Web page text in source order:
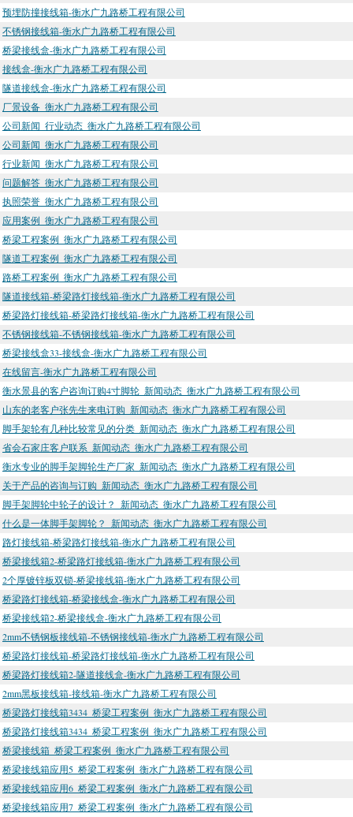
预埋防撞接线箱-衡水广九路桥工程有限公司
不锈钢接线箱-衡水广九路桥工程有限公司
桥梁接线盒-衡水广九路桥工程有限公司
接线盒-衡水广九路桥工程有限公司
隧道接线盒-衡水广九路桥工程有限公司
厂景设备_衡水广九路桥工程有限公司
公司新闻_行业动态_衡水广九路桥工程有限公司
公司新闻_衡水广九路桥工程有限公司
行业新闻_衡水广九路桥工程有限公司
问题解答_衡水广九路桥工程有限公司
执照荣誉_衡水广九路桥工程有限公司
应用案例_衡水广九路桥工程有限公司
桥梁工程案例_衡水广九路桥工程有限公司
隧道工程案例_衡水广九路桥工程有限公司
路桥工程案例_衡水广九路桥工程有限公司
隧道接线箱-桥梁路灯接线箱-衡水广九路桥工程有限公司
桥梁路灯接线箱-桥梁路灯接线箱-衡水广九路桥工程有限公司
不锈钢接线箱-不锈钢接线箱-衡水广九路桥工程有限公司
桥梁接线盒33-接线盒-衡水广九路桥工程有限公司
在线留言-衡水广九路桥工程有限公司
衡水景县的客户咨询订购4寸脚轮_新闻动态_衡水广九路桥工程有限公司
山东的老客户张先生来电订购_新闻动态_衡水广九路桥工程有限公司
脚手架轮有几种比较常见的分类_新闻动态_衡水广九路桥工程有限公司
省会石家庄客户联系_新闻动态_衡水广九路桥工程有限公司
衡水专业的脚手架脚轮生产厂家_新闻动态_衡水广九路桥工程有限公司
关于产品的咨询与订购_新闻动态_衡水广九路桥工程有限公司
脚手架脚轮中轮子的设计？_新闻动态_衡水广九路桥工程有限公司
什么是一体脚手架脚轮？_新闻动态_衡水广九路桥工程有限公司
路灯接线箱-桥梁路灯接线箱-衡水广九路桥工程有限公司
桥梁接线箱2-桥梁路灯接线箱-衡水广九路桥工程有限公司
2个厚镀锌板双锁-桥梁接线箱-衡水广九路桥工程有限公司
桥梁路灯接线箱-桥梁接线盒-衡水广九路桥工程有限公司
桥梁接线箱2-桥梁接线盒-衡水广九路桥工程有限公司
2mm不锈钢板接线箱-不锈钢接线箱-衡水广九路桥工程有限公司
桥梁路灯接线箱-桥梁路灯接线箱-衡水广九路桥工程有限公司
桥梁路灯接线箱2-隧道接线盒-衡水广九路桥工程有限公司
2mm黑板接线箱-接线箱-衡水广九路桥工程有限公司
桥梁路灯接线箱3434_桥梁工程案例_衡水广九路桥工程有限公司
桥梁路灯接线箱3434_桥梁工程案例_衡水广九路桥工程有限公司
桥梁接线箱_桥梁工程案例_衡水广九路桥工程有限公司
桥梁接线箱应用5_桥梁工程案例_衡水广九路桥工程有限公司
桥梁接线箱应用6_桥梁工程案例_衡水广九路桥工程有限公司
桥梁接线箱应用7_桥梁工程案例_衡水广九路桥工程有限公司